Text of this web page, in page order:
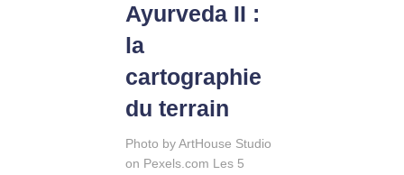
Ayurveda II :
la
cartographie
du terrain
Photo by ArtHouse Studio
on Pexels.com Les 5